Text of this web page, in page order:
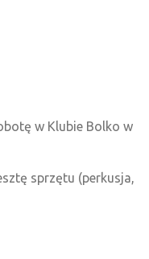
w Klubie Bolko w
sprzętu (perkusja,